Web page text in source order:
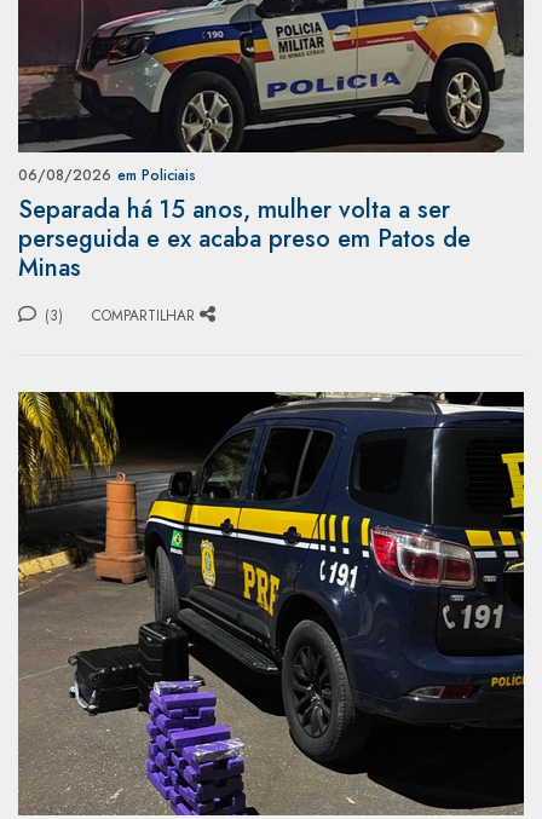
06/08/2026 em Policiais
Separada há 15 anos, mulher volta a ser
perseguida e ex acaba preso em Patos de
Minas
(3) COMPARTILHAR